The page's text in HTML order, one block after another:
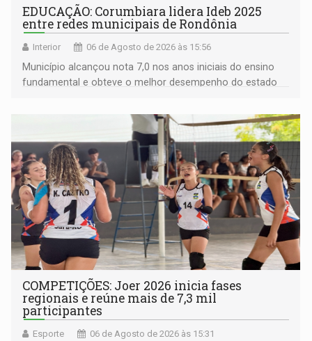
EDUCAÇÃO: Corumbiara lidera Ideb 2025
entre redes municipais de Rondônia
Interior 06 de Agosto de 2026 às 15:56
Município alcançou nota 7,0 nos anos iniciais do ensino
fundamental e obteve o melhor desempenho do estado
COMPETIÇÕES: Joer 2026 inicia fases
regionais e reúne mais de 7,3 mil
participantes
Esporte 06 de Agosto de 2026 às 15:31